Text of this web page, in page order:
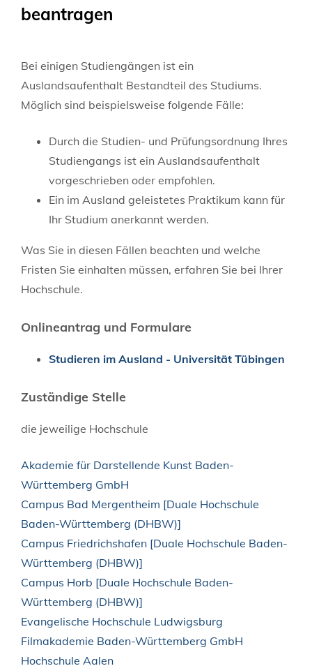
beantragen
Bei einigen Studiengängen ist ein
Auslandsaufenthalt Bestandteil des Studiums.
Möglich sind beispielsweise folgende Fälle:
Durch die Studien- und Prüfungsordnung Ihres
Studiengangs ist ein Auslandsaufenthalt
vorgeschrieben oder empfohlen.
Ein im Ausland geleistetes Praktikum kann für
Ihr Studium anerkannt werden.
Was Sie in diesen Fällen beachten und welche
Fristen Sie einhalten müssen, erfahren Sie bei Ihrer
Hochschule.
Onlineantrag und Formulare
Studieren im Ausland - Universität Tübingen
Zuständige Stelle
die jeweilige Hochschule
Akademie für Darstellende Kunst Baden-
Württemberg GmbH
Campus Bad Mergentheim [Duale Hochschule
Baden-Württemberg (DHBW)]
Campus Friedrichshafen [Duale Hochschule Baden-
Württemberg (DHBW)]
Campus Horb [Duale Hochschule Baden-
Württemberg (DHBW)]
Evangelische Hochschule Ludwigsburg
Filmakademie Baden-Württemberg GmbH
Hochschule Aalen